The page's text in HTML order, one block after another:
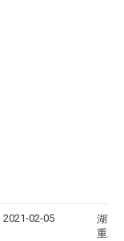
2021-02-05
湖南
重工